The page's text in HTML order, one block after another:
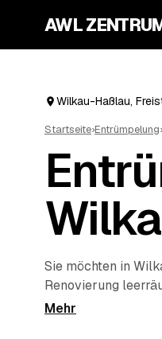
AWL
Wilkau-Haßlau,
Startseite›Entrümpelung›
Sie möchten in
Renovierung
Ihren Auftrag bei